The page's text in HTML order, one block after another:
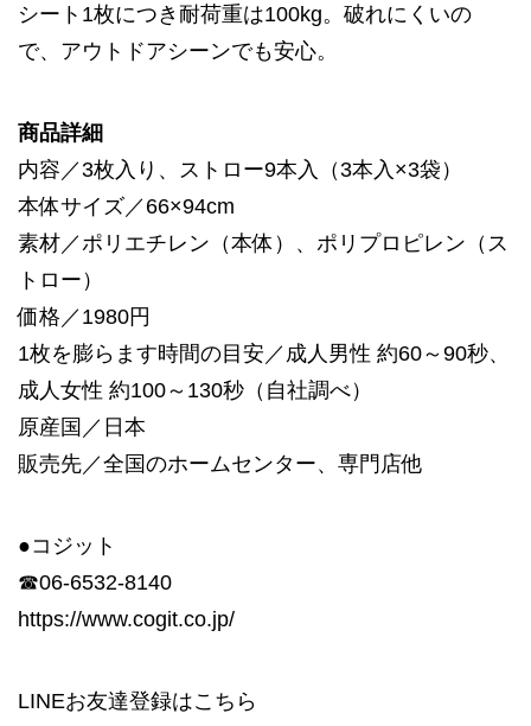
シート1枚につき耐荷重は100kg。破れにくいの
で、アウトドアシーンでも安心。
商品詳細
内容／3枚入り、ストロー9本入（3本入×3袋）
本体サイズ／66×94cm
素材／ポリエチレン（本体）、ポリプロピレン（ス
トロー）
価格／1980円
1枚を膨らます時間の目安／成人男性 約60～90秒、
成人女性 約100～130秒（自社調べ）
原産国／日本
販売先／全国のホームセンター、専門店他
●コジット
☎︎06-6532-8140
https://www.cogit.co.jp/
LINEお友達登録はこちら